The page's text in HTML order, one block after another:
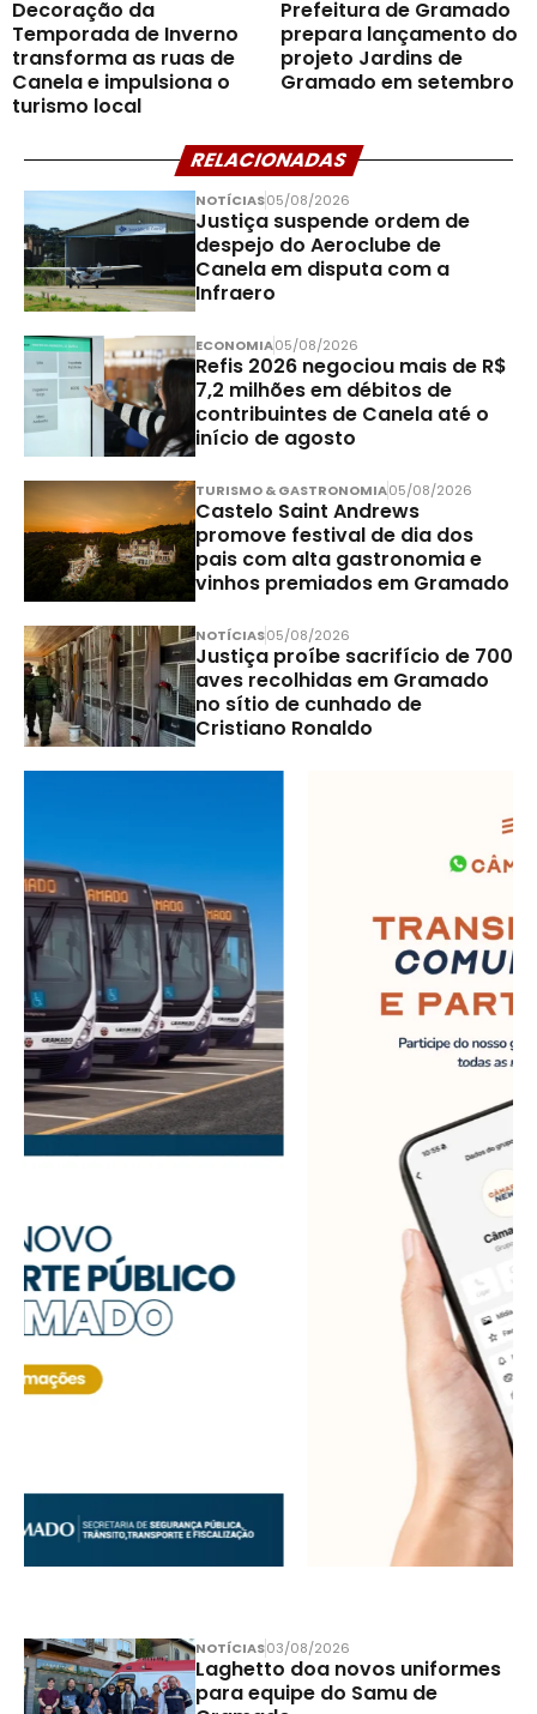
Decoração da
Temporada de Inverno
transforma as ruas de
Canela e impulsiona o
turismo local
Prefeitura de Gramado
prepara lançamento do
projeto Jardins de
Gramado em setembro
RELACIONADAS
NOTÍCIAS05/08/2026
Justiça suspende ordem de
despejo do Aeroclube de
Canela em disputa com a
Infraero
ECONOMIA05/08/2026
Refis 2026 negociou mais de R$
7,2 milhões em débitos de
contribuintes de Canela até o
início de agosto
TURISMO & GASTRONOMIA05/08/2026
Castelo Saint Andrews
promove festival de dia dos
pais com alta gastronomia e
vinhos premiados em Gramado
NOTÍCIAS05/08/2026
Justiça proíbe sacrifício de 700
aves recolhidas em Gramado
no sítio de cunhado de
Cristiano Ronaldo
NOTÍCIAS03/08/2026
Laghetto doa novos uniformes
para equipe do Samu de